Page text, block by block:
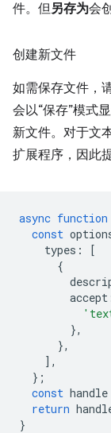
件。但另存为会
创建新文件
如需保存文件，
会以“保存”模式
新文件。对于文
扩展程序，因此
async function
const
types :
[
{
accept
},
},
],
};
const handle
return
}